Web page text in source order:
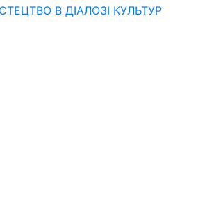
В ДІАЛОЗІ КУЛЬТУР